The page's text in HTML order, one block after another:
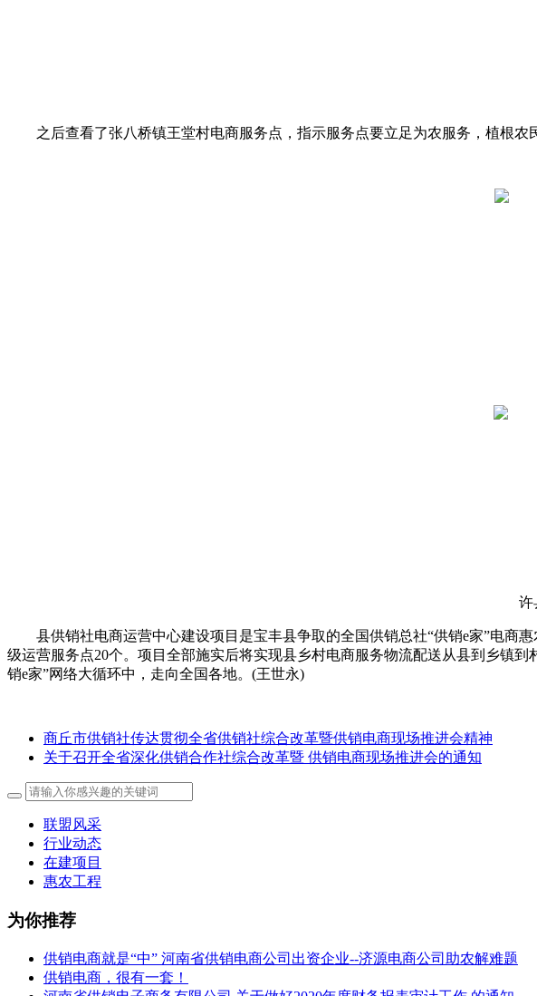
之后查看了张八桥镇王堂村电商服务点，指示服务点要立足为农服务，植根农
许县
县供销社电商运营中心建设项目是宝丰县争取的全国供销总社“供销e家”电商惠
级运营服务点20个。项目全部施实后将实现县乡村电商服务物流配送从县到乡镇
销e家”网络大循环中，走向全国各地。(王世永)
商丘市供销社传达贯彻全省供销社综合改革暨供销电商现场推进会精神
关于召开全省深化供销合作社综合改革暨 供销电商现场推进会的通知
联盟风采
行业动态
在建项目
惠农工程
为你推荐
供销电商就是“中” 河南省供销电商公司出资企业--济源电商公司助农解难题
供销电商，很有一套！